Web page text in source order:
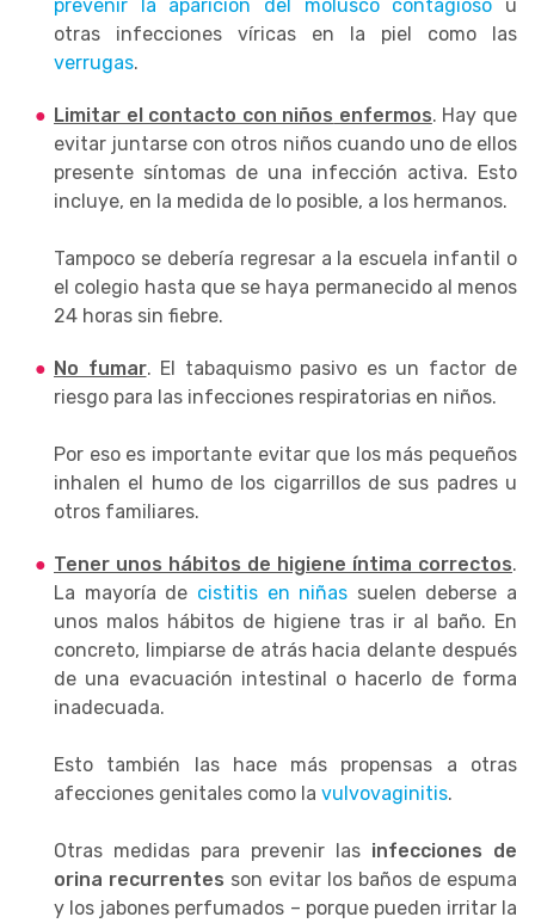
prevenir la aparición del molusco contagioso u
otras infecciones víricas en la piel como las
verrugas.
Limitar el contacto con niños enfermos. Hay que
evitar juntarse con otros niños cuando uno de ellos
presente síntomas de una infección activa. Esto
incluye, en la medida de lo posible, a los hermanos.
Tampoco se debería regresar a la escuela infantil o
el colegio hasta que se haya permanecido al menos
24 horas sin fiebre.
No fumar. El tabaquismo pasivo es un factor de
riesgo para las infecciones respiratorias en niños.
Por eso es importante evitar que los más pequeños
inhalen el humo de los cigarrillos de sus padres u
otros familiares.
Tener unos hábitos de higiene íntima correctos.
La mayoría de cistitis en niñas suelen deberse a
unos malos hábitos de higiene tras ir al baño. En
concreto, limpiarse de atrás hacia delante después
de una evacuación intestinal o hacerlo de forma
inadecuada.
Esto también las hace más propensas a otras
afecciones genitales como la vulvovaginitis.
Otras medidas para prevenir las infecciones de
orina recurrentes son evitar los baños de espuma
y los jabones perfumados – porque pueden irritar la